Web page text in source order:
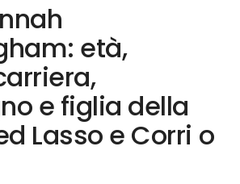
età,
e figlia della
Lasso e Corri o